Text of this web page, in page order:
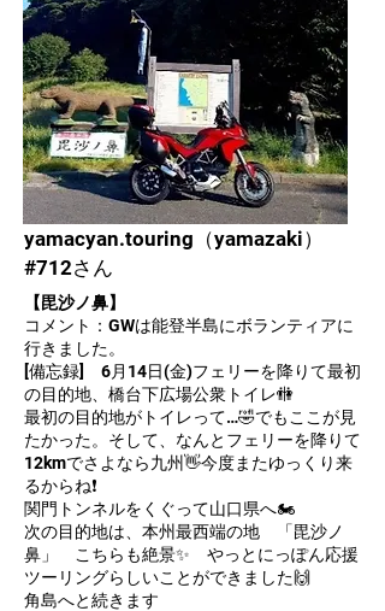
yamacyan.touring（yamazaki）
#712さん
【毘沙ノ鼻】
コメント：GWは能登半島にボランティアに
行きました。
[備忘録] 6月14日(金)フェリーを降りて最初
の目的地、橋台下広場公衆トイレ🚻
最初の目的地がトイレって…🤣でもここが見
たかった。そして、なんとフェリーを降りて
12kmでさよなら九州👋今度またゆっくり来
るからね❗
関門トンネルをくぐって山口県へ🏍️
次の目的地は、本州最西端の地 「毘沙ノ
鼻」 こちらも絶景✨ やっとにっぽん応援
ツーリングらしいことができました🙌
角島へと続きます